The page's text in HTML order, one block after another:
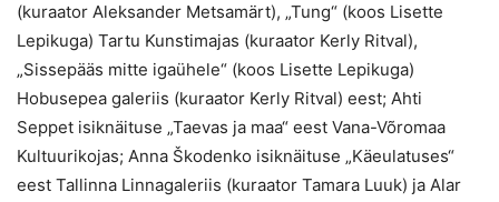
(kuraator Aleksander Metsamärt), „Tung“ (koos Lisette
Lepikuga) Tartu Kunstimajas (kuraator Kerly Ritval),
„Sissepääs mitte igaühele“ (koos Lisette Lepikuga)
Hobusepea galeriis (kuraator Kerly Ritval) eest; Ahti
Seppet isiknäituse „Taevas ja maa“ eest Vana-Võromaa
Kultuurikojas; Anna Škodenko isiknäituse „Käeulatuses“
eest Tallinna Linnagaleriis (kuraator Tamara Luuk) ja Alar